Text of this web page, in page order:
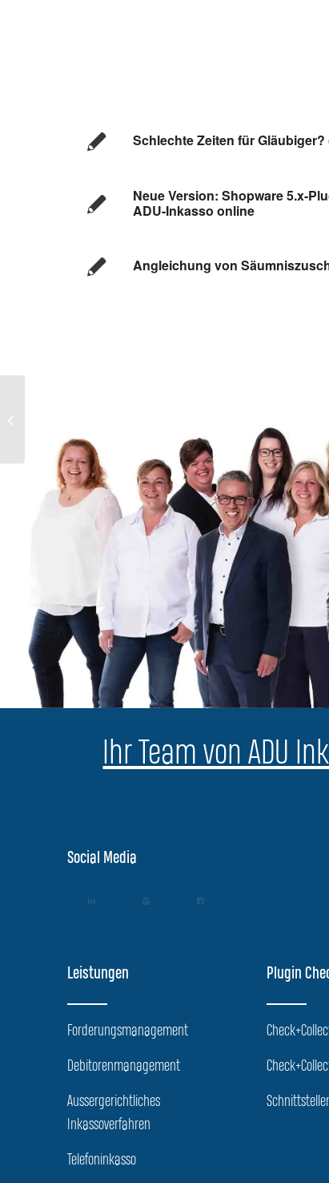
Schlechte Zeiten für Gläubiger?
Neue Version: Shopware 5.x-
ADU-Inkasso online
Angleichung von
Ihr Team von ADU
Social Media
Leistungen
Forderungsmanagement
Debitorenmanagement
Aussergerichtliches
Inkassoverfahren
Telefoninkasso
Plugin